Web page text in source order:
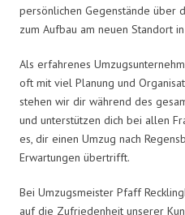
persönlichen Gegenstände über
zum Aufbau am neuen Standort
Als erfahrenes
oft mit viel Planung und
stehen wir dir während des
und unterstützen dich bei allen
es, dir einen Umzug nach
Erwartungen übertrifft.
Bei Umzugsmeister Pfaff
auf die Zufriedenheit unserer